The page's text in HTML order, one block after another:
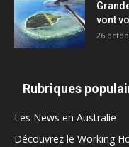
vont
26
Rubriques
Les News en Australie
Découvrez le Working